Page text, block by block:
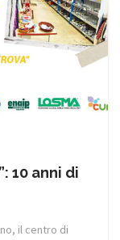
10 anni di
il centro di